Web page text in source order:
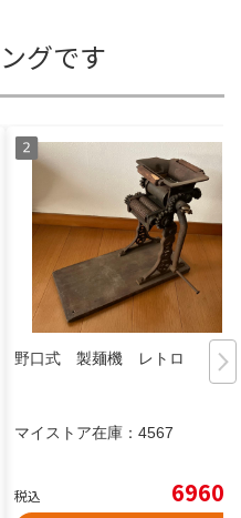
グです
野口式 製麺機 レトロ
マイストア在庫： 4567
税込 6960